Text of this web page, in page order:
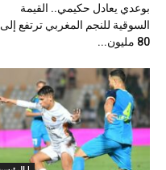
بوعدي يعادل حكيمي.. القيمة
السوقية للنجم المغربي ترتفع إلى
80 مليون...